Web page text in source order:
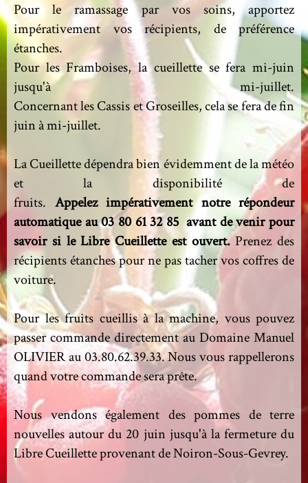
Pour le ramassage par vos soins, apportez
impérativement vos récipients, de préférence
étanches.
Pour les Framboises, la cueillette se fera mi-juin
jusqu'à mi-juillet.
Concernant les Cassis et Groseilles, cela se fera de fin
juin à mi-juillet.
La Cueillette dépendra bien évidemment de la météo
et la disponibilité de
fruits. Appelez impérativement notre répondeur
automatique au 03 80 61 32 85 avant de venir pour
savoir si le Libre Cueillette est ouvert.Prenez des
récipients étanches pour ne pas tacher vos coffres de
voiture.
Pour les fruits cueillis à la machine, vous pouvez
passer commande directement au Domaine Manuel
OLIVIER au 03.80.62.39.33. Nous vous rappellerons
quand votre commande sera prête.
Nous vendons également des pommes de terre
nouvelles autour du 20 juin jusqu'à la fermeture du
Libre Cueillette provenant de Noiron-Sous-Gevrey.